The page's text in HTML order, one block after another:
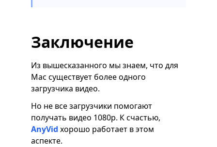
Заключение
Из вышесказанного мы знаем, что для
Mac существует более одного
загрузчика видео.
Но не все загрузчики помогают
получать видео 1080p. К счастью,
AnyVid хорошо работает в этом
аспекте.